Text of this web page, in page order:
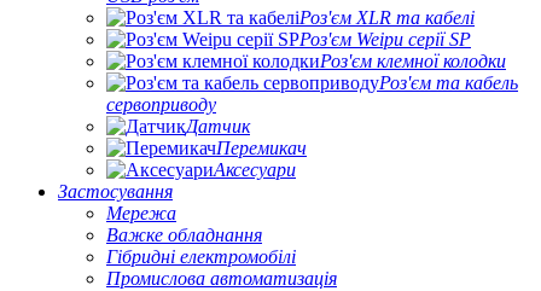
Роз'єм XLR та кабелі
Роз'єм Weipu серії SP
Роз'єм клемної колодки
Роз'єм та кабель
сервоприводу
Датчик
Перемикач
Аксесуари
Застосування
Мережа
Важке обладнання
Гібридні електромобілі
Промислова автоматизація